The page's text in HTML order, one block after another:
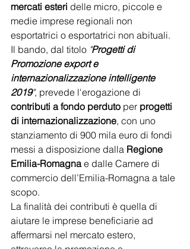
mercati esteri delle micro, piccole e
medie imprese regionali non
esportatrici o esportatrici non abituali.
Il bando, dal titolo "Progetti di
Promozione export e
internazionalizzazione intelligente
2019", prevede l'erogazione di
contributi a fondo perduto per progetti
di internazionalizzazione, con uno
stanziamento di 900 mila euro di fondi
messi a disposizione dalla Regione
Emilia-Romagna e dalle Camere di
commercio dell’Emilia-Romagna a tale
scopo.
La finalità dei contributi è quella di
aiutare le imprese beneficiarie ad
affermarsi nel mercato estero,